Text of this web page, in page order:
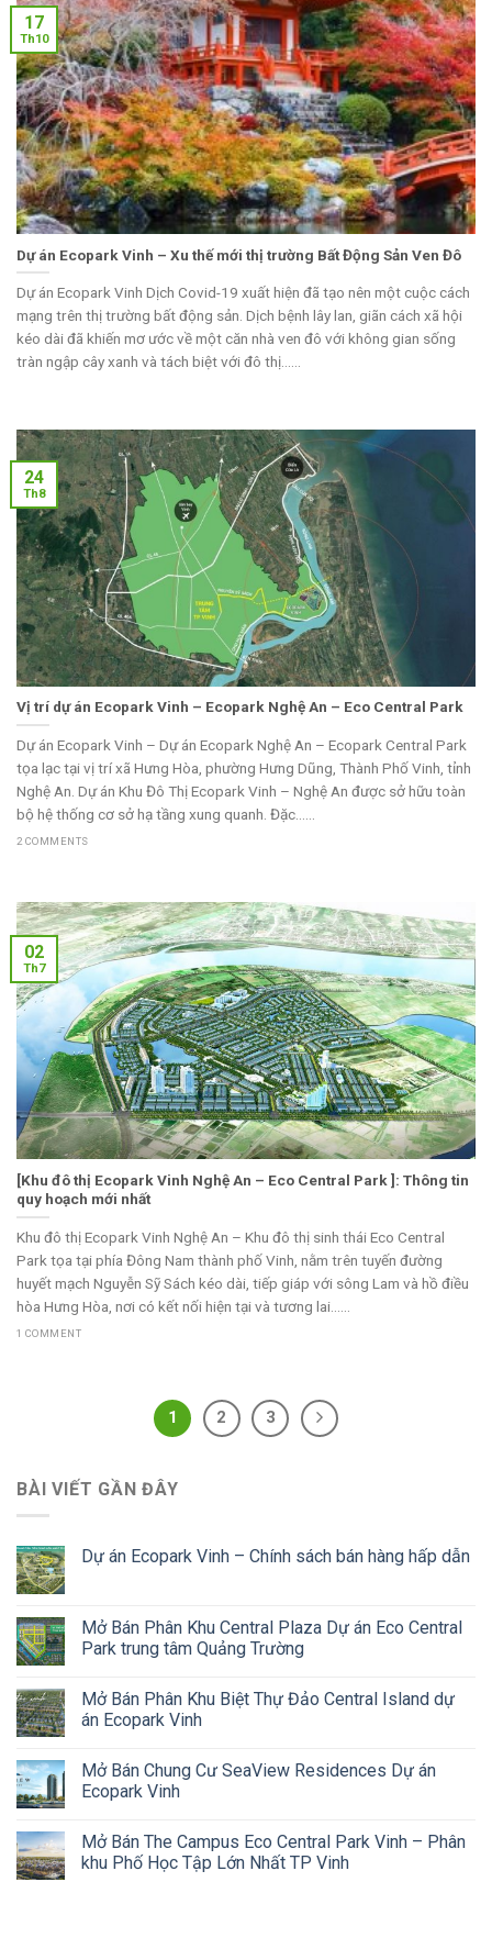
Dự án Ecopark Vinh – Xu thế mới thị trường Bất Động Sản Ven Đô
Dự án Ecopark Vinh Dịch Covid-19 xuất hiện đã tạo nên một cuộc cách
mạng trên thị trường bất động sản. Dịch bệnh lây lan, giãn cách xã hội
kéo dài đã khiến mơ ước về một căn nhà ven đô với không gian sống
tràn ngập cây xanh và tách biệt với đô thị......
17
Th10
Vị trí dự án Ecopark Vinh – Ecopark Nghệ An – Eco Central Park
Dự án Ecopark Vinh – Dự án Ecopark Nghệ An – Ecopark Central Park
tọa lạc tại vị trí xã Hưng Hòa, phường Hưng Dũng, Thành Phố Vinh, tỉnh
Nghệ An. Dự án Khu Đô Thị Ecopark Vinh – Nghệ An được sở hữu toàn
bộ hệ thống cơ sở hạ tầng xung quanh. Đặc......
2 COMMENTS
24
Th8
[Khu đô thị Ecopark Vinh Nghệ An – Eco Central Park ]: Thông tin
quy hoạch mới nhất
Khu đô thị Ecopark Vinh Nghệ An – Khu đô thị sinh thái Eco Central
Park tọa tại phía Đông Nam thành phố Vinh, nằm trên tuyến đường
huyết mạch Nguyễn Sỹ Sách kéo dài, tiếp giáp với sông Lam và hồ điều
hòa Hưng Hòa, nơi có kết nối hiện tại và tương lai......
1 COMMENT
02
Th7
1 2 3
BÀI VIẾT GẦN ĐÂY
Dự án Ecopark Vinh – Chính sách bán hàng hấp dẫn
Mở Bán Phân Khu Central Plaza Dự án Eco Central
Park trung tâm Quảng Trường
Mở Bán Phân Khu Biệt Thự Đảo Central Island dự
án Ecopark Vinh
Mở Bán Chung Cư SeaView Residences Dự án
Ecopark Vinh
Mở Bán The Campus Eco Central Park Vinh – Phân
khu Phố Học Tập Lớn Nhất TP Vinh